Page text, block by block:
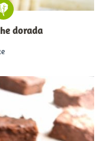
dorada